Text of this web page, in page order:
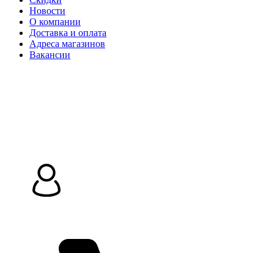
Новости
О компании
Доставка и оплата
Адреса магазинов
Вакансии